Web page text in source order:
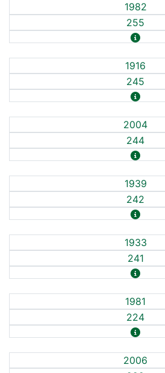
1982
255
1916
245
2004
244
1939
242
1933
241
1981
224
2006